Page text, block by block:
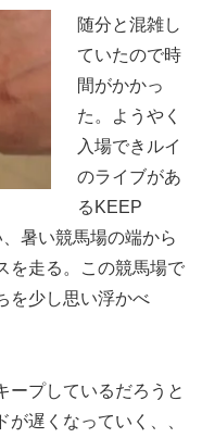
随分と混雑し
ていたので時
間がかかっ
た。ようやく
入場できルイ
のライブがあ
るKEEP
暑い競馬場の端から
を走る。この競馬場で
を少し思い浮かべ
ープしているだろうと
遅くなっていく、、